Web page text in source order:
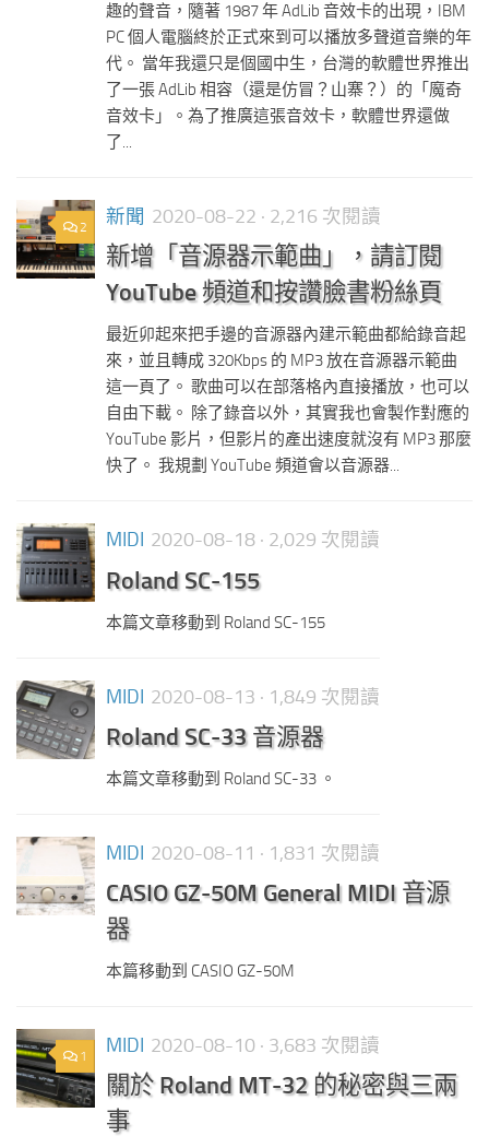
趣的聲音，隨著 1987 年 AdLib 音效卡的出現，IBM
PC 個人電腦終於正式來到可以播放多聲道音樂的年
代。 當年我還只是個國中生，台灣的軟體世界推出
了一張 AdLib 相容（還是仿冒？山寨？）的「魔奇
音效卡」。為了推廣這張音效卡，軟體世界還做
了...
2 新聞 2020-08-22 · 2,216 次閱讀
新增「音源器示範曲」，請訂閱
YouTube 頻道和按讚臉書粉絲頁
最近卯起來把手邊的音源器內建示範曲都給錄音起
來，並且轉成 320Kbps 的 MP3 放在音源器示範曲
這一頁了。 歌曲可以在部落格內直接播放，也可以
自由下載。 除了錄音以外，其實我也會製作對應的
YouTube 影片，但影片的產出速度就沒有 MP3 那麼
快了。 我規劃 YouTube 頻道會以音源器...
MIDI 2020-08-18 · 2,029 次閱讀
Roland SC-155
本篇文章移動到 Roland SC-155
MIDI 2020-08-13 · 1,849 次閱讀
Roland SC-33 音源器
本篇文章移動到 Roland SC-33 。
MIDI 2020-08-11 · 1,831 次閱讀
CASIO GZ-50M General MIDI 音源
器
本篇移動到 CASIO GZ-50M
1 MIDI 2020-08-10 · 3,683 次閱讀
關於 Roland MT-32 的秘密與三兩
事